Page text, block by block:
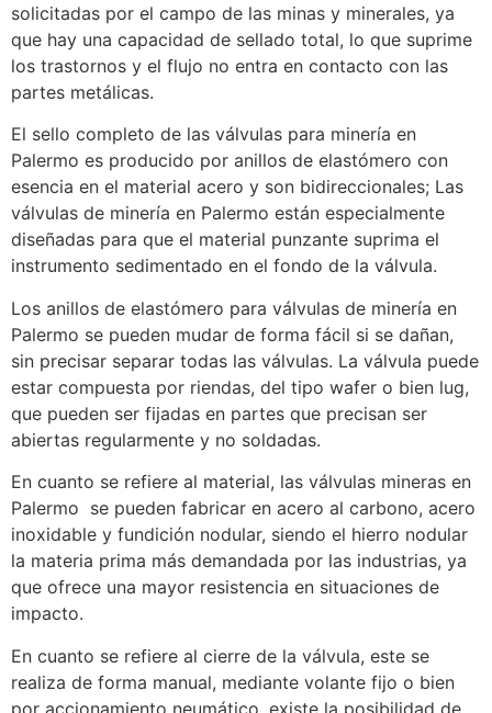
solicitadas por el campo de las minas y minerales, ya
que hay una capacidad de sellado total, lo que suprime
los trastornos y el flujo no entra en contacto con las
partes metálicas.
El sello completo de las válvulas para minería en
Palermo es producido por anillos de elastómero con
esencia en el material acero y son bidireccionales; Las
válvulas de minería en Palermo están especialmente
diseñadas para que el material punzante suprima el
instrumento sedimentado en el fondo de la válvula.
Los anillos de elastómero para válvulas de minería en
Palermo se pueden mudar de forma fácil si se dañan,
sin precisar separar todas las válvulas. La válvula puede
estar compuesta por riendas, del tipo wafer o bien lug,
que pueden ser fijadas en partes que precisan ser
abiertas regularmente y no soldadas.
En cuanto se refiere al material, las válvulas mineras en
Palermo se pueden fabricar en acero al carbono, acero
inoxidable y fundición nodular, siendo el hierro nodular
la materia prima más demandada por las industrias, ya
que ofrece una mayor resistencia en situaciones de
impacto.
En cuanto se refiere al cierre de la válvula, este se
realiza de forma manual, mediante volante fijo o bien
por accionamiento neumático, existe la posibilidad de